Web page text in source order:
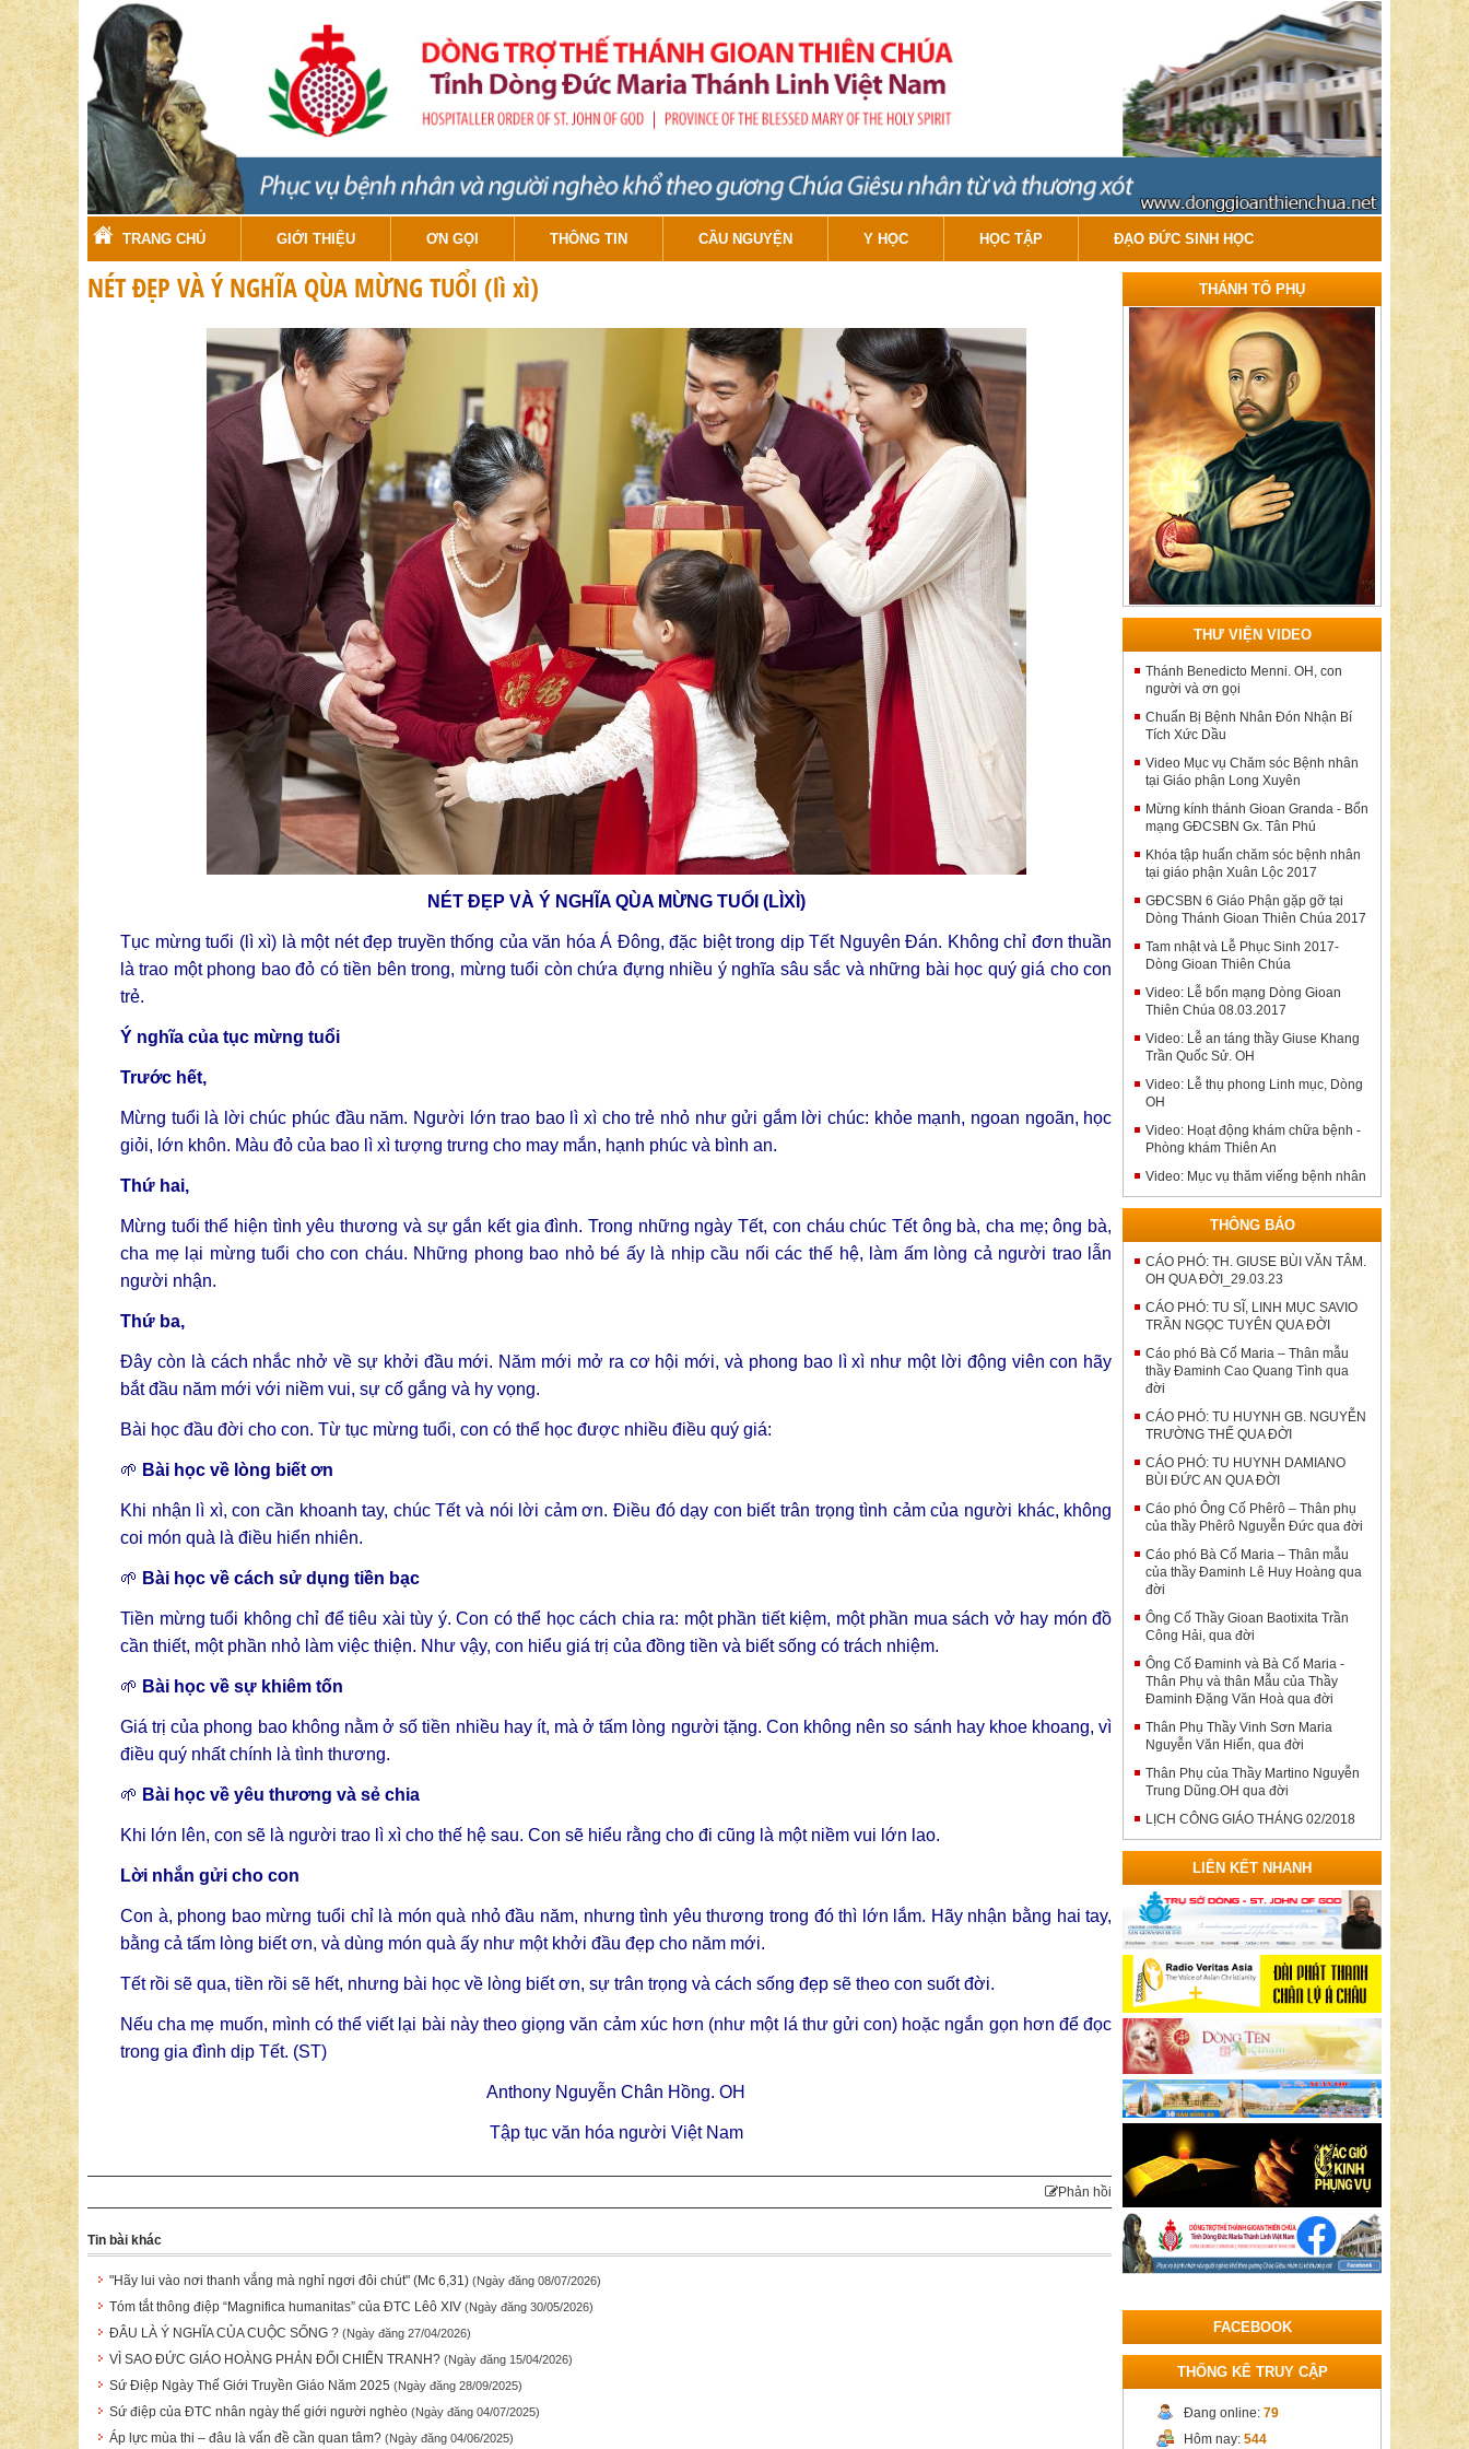
TRANG CHỦ GIỚI THIỆU ƠN GỌI THÔNG TIN CẦU NGUYỆN Y HỌC HỌC TẬP ĐẠO ĐỨC SINH HỌC
NÉT ĐẸP VÀ Ý NGHĨA QÙA MỪNG TUỔI (lì xì)
NÉT ĐẸP VÀ Ý NGHĨA QÙA MỪNG TUỔI (LÌXÌ)
Tục mừng tuổi (lì xì) là một nét đẹp truyền thống của văn hóa Á Đông, đặc biệt trong dịp Tết Nguyên Đán. Không chỉ đơn thuần
là trao một phong bao đỏ có tiền bên trong, mừng tuổi còn chứa đựng nhiều ý nghĩa sâu sắc và những bài học quý giá cho con
trẻ.
Ý nghĩa của tục mừng tuổi
Trước hết,
Mừng tuổi là lời chúc phúc đầu năm. Người lớn trao bao lì xì cho trẻ nhỏ như gửi gắm lời chúc: khỏe mạnh, ngoan ngoãn, học
giỏi, lớn khôn. Màu đỏ của bao lì xì tượng trưng cho may mắn, hạnh phúc và bình an.
Thứ hai,
Mừng tuổi thể hiện tình yêu thương và sự gắn kết gia đình. Trong những ngày Tết, con cháu chúc Tết ông bà, cha mẹ; ông bà,
cha mẹ lại mừng tuổi cho con cháu. Những phong bao nhỏ bé ấy là nhịp cầu nối các thế hệ, làm ấm lòng cả người trao lẫn
người nhận.
Thứ ba,
Đây còn là cách nhắc nhở về sự khởi đầu mới. Năm mới mở ra cơ hội mới, và phong bao lì xì như một lời động viên con hãy
bắt đầu năm mới với niềm vui, sự cố gắng và hy vọng.
Bài học đầu đời cho con. Từ tục mừng tuổi, con có thể học được nhiều điều quý giá:
🌱 Bài học về lòng biết ơn
Khi nhận lì xì, con cần khoanh tay, chúc Tết và nói lời cảm ơn. Điều đó dạy con biết trân trọng tình cảm của người khác, không
coi món quà là điều hiển nhiên.
🌱 Bài học về cách sử dụng tiền bạc
Tiền mừng tuổi không chỉ để tiêu xài tùy ý. Con có thể học cách chia ra: một phần tiết kiệm, một phần mua sách vở hay món đồ
cần thiết, một phần nhỏ làm việc thiện. Như vậy, con hiểu giá trị của đồng tiền và biết sống có trách nhiệm.
🌱 Bài học về sự khiêm tốn
Giá trị của phong bao không nằm ở số tiền nhiều hay ít, mà ở tấm lòng người tặng. Con không nên so sánh hay khoe khoang, vì
điều quý nhất chính là tình thương.
🌱 Bài học về yêu thương và sẻ chia
Khi lớn lên, con sẽ là người trao lì xì cho thế hệ sau. Con sẽ hiểu rằng cho đi cũng là một niềm vui lớn lao.
Lời nhắn gửi cho con
Con à, phong bao mừng tuổi chỉ là món quà nhỏ đầu năm, nhưng tình yêu thương trong đó thì lớn lắm. Hãy nhận bằng hai tay,
bằng cả tấm lòng biết ơn, và dùng món quà ấy như một khởi đầu đẹp cho năm mới.
Tết rồi sẽ qua, tiền rồi sẽ hết, nhưng bài học về lòng biết ơn, sự trân trọng và cách sống đẹp sẽ theo con suốt đời.
Nếu cha mẹ muốn, mình có thể viết lại bài này theo giọng văn cảm xúc hơn (như một lá thư gửi con) hoặc ngắn gọn hơn để đọc
trong gia đình dịp Tết. (ST)
Anthony Nguyễn Chân Hồng. OH
Tập tục văn hóa người Việt Nam
Phản hồi
Tin bài khác
"Hãy lui vào nơi thanh vắng mà nghỉ ngơi đôi chút" (Mc 6,31) (Ngày đăng 08/07/2026)
Tóm tắt thông điệp “Magnifica humanitas” của ĐTC Lêô XIV (Ngày đăng 30/05/2026)
ĐÂU LÀ Ý NGHĨA CỦA CUỘC SỐNG ? (Ngày đăng 27/04/2026)
VÌ SAO ĐỨC GIÁO HOÀNG PHẢN ĐỐI CHIẾN TRANH? (Ngày đăng 15/04/2026)
Sứ Điệp Ngày Thế Giới Truyền Giáo Năm 2025 (Ngày đăng 28/09/2025)
Sứ điệp của ĐTC nhân ngày thế giới người nghèo (Ngày đăng 04/07/2025)
Áp lực mùa thi – đâu là vấn đề cần quan tâm? (Ngày đăng 04/06/2025)
THÁNH TỔ PHỤ
THƯ VIỆN VIDEO
Thánh Benedicto Menni. OH, con
người và ơn gọi
Chuẩn Bị Bệnh Nhân Đón Nhận Bí
Tích Xức Dầu
Video Mục vụ Chăm sóc Bệnh nhân
tại Giáo phận Long Xuyên
Mừng kính thánh Gioan Granda - Bổn
mạng GĐCSBN Gx. Tân Phú
Khóa tập huấn chăm sóc bệnh nhân
tại giáo phận Xuân Lộc 2017
GĐCSBN 6 Giáo Phận gặp gỡ tại
Dòng Thánh Gioan Thiên Chúa 2017
Tam nhật và Lễ Phục Sinh 2017-
Dòng Gioan Thiên Chúa
Video: Lễ bổn mạng Dòng Gioan
Thiên Chúa 08.03.2017
Video: Lễ an táng thầy Giuse Khang
Trần Quốc Sử. OH
Video: Lễ thụ phong Linh mục, Dòng
OH
Video: Hoạt động khám chữa bệnh -
Phòng khám Thiên An
Video: Mục vụ thăm viếng bệnh nhân
THÔNG BÁO
CÁO PHÓ: TH. GIUSE BÙI VĂN TÂM.
OH QUA ĐỜI_29.03.23
CÁO PHÓ: TU SĨ, LINH MỤC SAVIO
TRẦN NGỌC TUYÊN QUA ĐỜI
Cáo phó Bà Cố Maria – Thân mẫu
thầy Đaminh Cao Quang Tình qua
đời
CÁO PHÓ: TU HUYNH GB. NGUYỄN
TRƯỜNG THẾ QUA ĐỜI
CÁO PHÓ: TU HUYNH DAMIANO
BÙI ĐỨC AN QUA ĐỜI
Cáo phó Ông Cố Phêrô – Thân phụ
của thầy Phêrô Nguyễn Đức qua đời
Cáo phó Bà Cố Maria – Thân mẫu
của thầy Đaminh Lê Huy Hoàng qua
đời
Ông Cố Thầy Gioan Baotixita Trần
Công Hải, qua đời
Ông Cố Đaminh và Bà Cố Maria -
Thân Phụ và thân Mẫu của Thầy
Đaminh Đặng Văn Hoà qua đời
Thân Phụ Thầy Vinh Sơn Maria
Nguyễn Văn Hiển, qua đời
Thân Phụ của Thầy Martino Nguyễn
Trung Dũng.OH qua đời
LỊCH CÔNG GIÁO THÁNG 02/2018
LIÊN KẾT NHANH
FACEBOOK
THỐNG KÊ TRUY CẬP
Đang online:79
Hôm nay:544